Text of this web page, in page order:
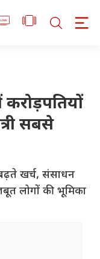
करोड़पतियों
सबसे
खर्च, संसाधन
लोगों की भूमिका